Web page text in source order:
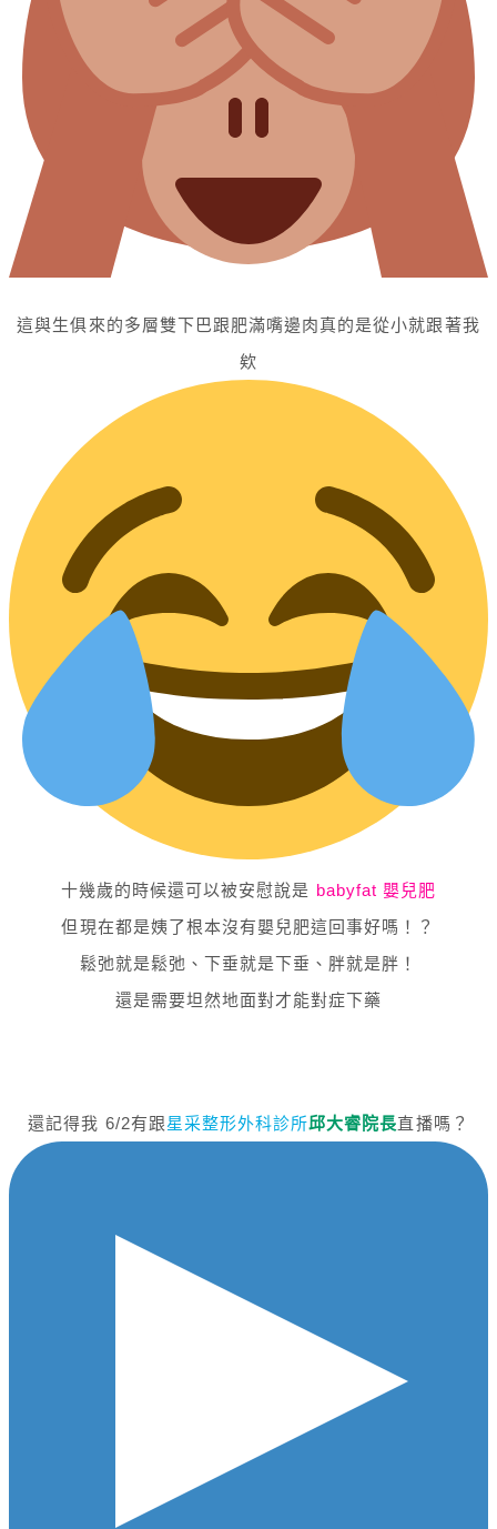
這與生俱來的多層雙下巴跟肥滿嘴邊肉真的是從小就跟著我
欸
十幾歲的時候還可以被安慰說是 babyfat 嬰兒肥
但現在都是姨了根本沒有嬰兒肥這回事好嗎！？
鬆弛就是鬆弛、下垂就是下垂、胖就是胖！
還是需要坦然地面對才能對症下藥
還記得我 6/2有跟星采整形外科診所邱大睿院長直播嗎？